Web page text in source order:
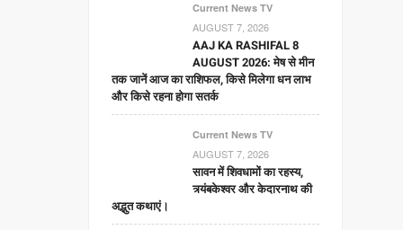
Current News TV
AUGUST 7, 2026
AAJ KA RASHIFAL 8
AUGUST 2026: मेष से मीन
तक जानें आज का राशिफल, किसे मिलेगा धन लाभ
और किसे रहना होगा सतर्क
Current News TV
AUGUST 7, 2026
सावन में शिवधामों का रहस्य,
त्र्यंबकेश्वर और केदारनाथ की
अद्भुत कथाएं।